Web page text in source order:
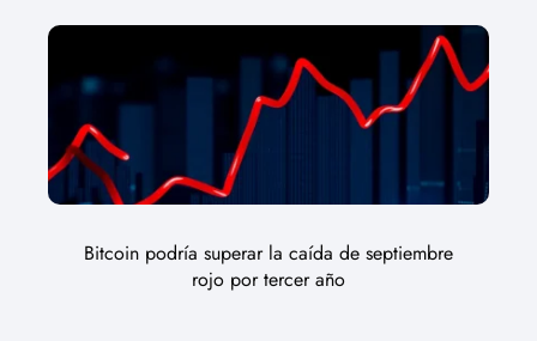
Bitcoin podría superar la caída de septiembre
rojo por tercer año